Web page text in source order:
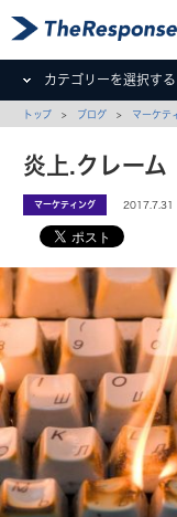
カテゴリーを選択する
トップ > ブログ > マーケテ
炎上.クレーム
マーケティング